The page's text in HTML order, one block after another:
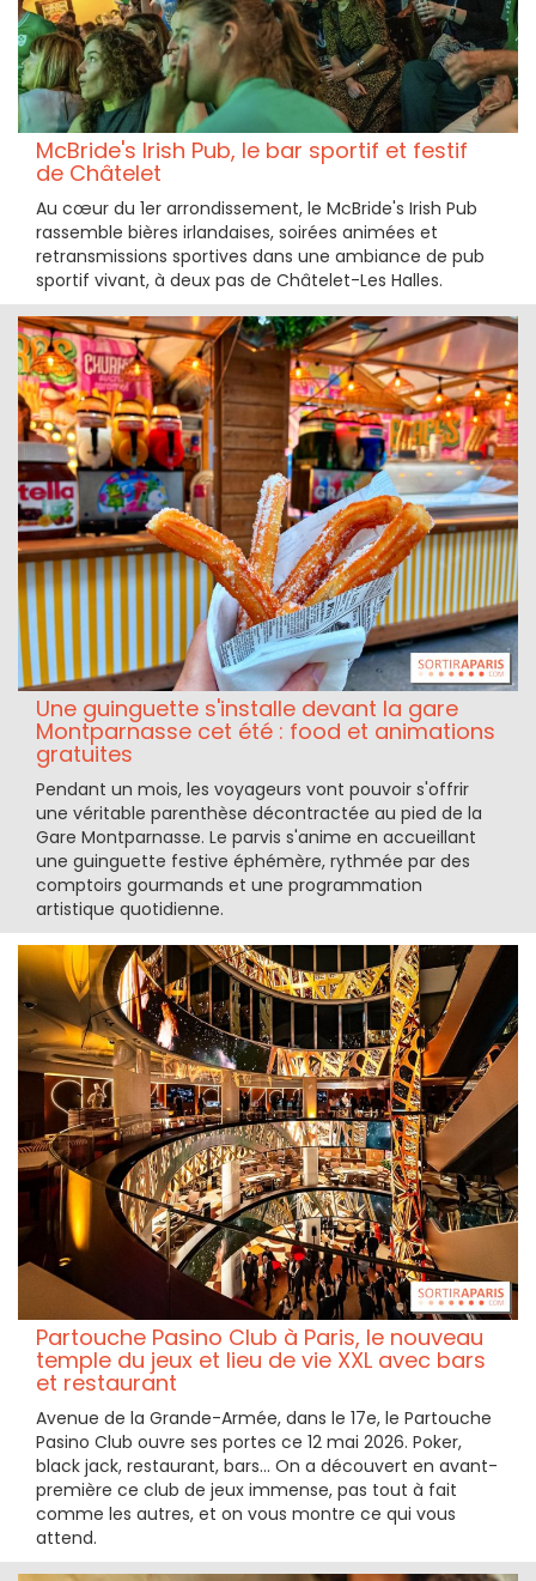
McBride's Irish Pub, le bar sportif et festif
de Châtelet
Au cœur du 1er arrondissement, le McBride's Irish Pub
rassemble bières irlandaises, soirées animées et
retransmissions sportives dans une ambiance de pub
sportif vivant, à deux pas de Châtelet-Les Halles.
Une guinguette s'installe devant la gare
Montparnasse cet été : food et animations
gratuites
Pendant un mois, les voyageurs vont pouvoir s'offrir
une véritable parenthèse décontractée au pied de la
Gare Montparnasse. Le parvis s'anime en accueillant
une guinguette festive éphémère, rythmée par des
comptoirs gourmands et une programmation
artistique quotidienne.
Partouche Pasino Club à Paris, le nouveau
temple du jeux et lieu de vie XXL avec bars
et restaurant
Avenue de la Grande-Armée, dans le 17e, le Partouche
Pasino Club ouvre ses portes ce 12 mai 2026. Poker,
black jack, restaurant, bars... On a découvert en avant-
première ce club de jeux immense, pas tout à fait
comme les autres, et on vous montre ce qui vous
attend.